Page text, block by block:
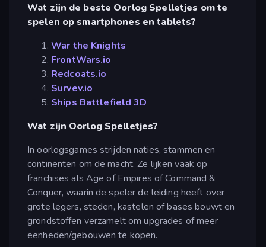
Wat zijn de beste Oorlog Spelletjes om te
spelen op smartphones en tablets?
War the Knights
FrontWars.io
Redcoats.io
Survev.io
Ships Battlefield 3D
Wat zijn Oorlog Spelletjes?
In oorlogsgames strijden naties, stammen en
continenten om de macht. Ze lijken vaak op
franchises als Age of Empires of Command &
Conquer, waarin de speler de leiding heeft over
grote legers, steden, kastelen of bases bouwt en
grondstoffen verzamelt om upgrades of meer
eenheden/gebouwen te kopen.